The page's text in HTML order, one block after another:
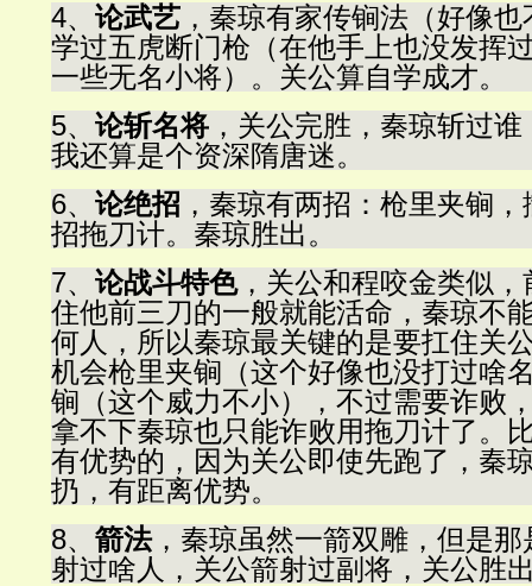
4、 论武艺 ，秦琼有家传锏法（好像
学过五虎断门枪（在他手上也没发挥
一些无名小将）。关公算自学成才。
5、 论斩名将 ，关公完胜，秦琼斩过
我还算是个资深隋唐迷。
6、 论绝招 ，秦琼有两招：枪里夹锏
招拖刀计。秦琼胜出。
7、 论战斗特色，关公和程咬金类似
住他前三刀的一般就能活命，秦琼不
何人，所以秦琼最关键的是要扛住关
机会枪里夹锏（这个好像也没打过啥
锏（这个威力不小），不过需要诈败
拿不下秦琼也只能诈败用拖刀计了。
有优势的，因为关公即使先跑了，秦
扔，有距离优势。
8、 箭法，秦琼虽然一箭双雕，但是
射过啥人，关公箭射过副将，关公胜